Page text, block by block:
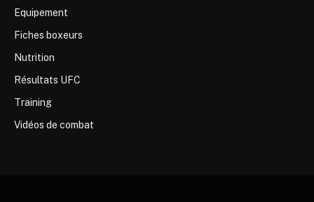
Equipement
Fiches boxeurs
Nutrition
Résultats UFC
Training
Vidéos de combat